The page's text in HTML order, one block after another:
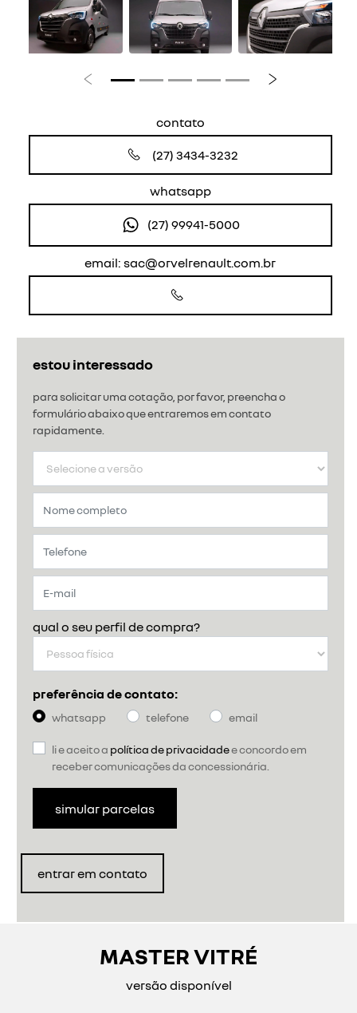
estou interessado
para solicitar uma cotação, por favor, preencha o
formulário abaixo que entraremos em contato
rapidamente.
qual o seu perfil de compra?
preferência de contato:
whatsapp telefone email
li e aceito a política de privacidadee concordo em
receber comunicações da concessionária.
simular parcelas
entrar em contato
Anterior Próximo
contato
(27) 3434-3232
whatsapp
(27) 99941-5000
email: sac@orvelrenault.com.br
MASTER VITRÉ
versão disponível